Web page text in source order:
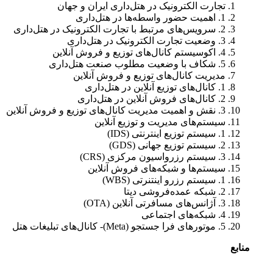
تجارت الکترونیک در هتل‌داری ایران و جهان
1. اهمیت حضور واسطه‌ها در هتل‌داری
2. سرویس‌های مرتبط با تجارت الکترونیک در هتل‌داری
3. وضعیت تجارت الکترونیک در هتل‌داری
4. اکوسیستم کانال‌های توزیع و فروش آنلاین
5. شکاف با وضعیت مطلوب صنعت هتل‌داری
مدیریت کانال‌های توزیع و فروش آنلاین
1. کانال‌های توزیع آنلاین در هتل‌داری
2. کانال‌های فروش آنلاین در هتل‌داری
3. نقش و اهمیت مدیریت کانال‌های توزیع و فروش آنلاین
سیستم‌های مدیریت و توزیع آنلاین
1. سیستم توزیع اینترنتی (IDS)
2. سیستم توزیع جهانی (GDS)
3. سیستم رزرواسیون مرکزی (CRS)
سیستم‌ها و شبکه‌های فروش آنلاین
1. سیستم رزرو اینتنرتی (WBS)
2. شبکه عمده‌فروشی دیتا
3. آژانس‌های مسافرتی آنلاین (OTA)
4. شبکه‌های اجتماعی
5. موتورهای فرا جستجو (Meta)- کانال‌های تبلیغات هتل
منابع